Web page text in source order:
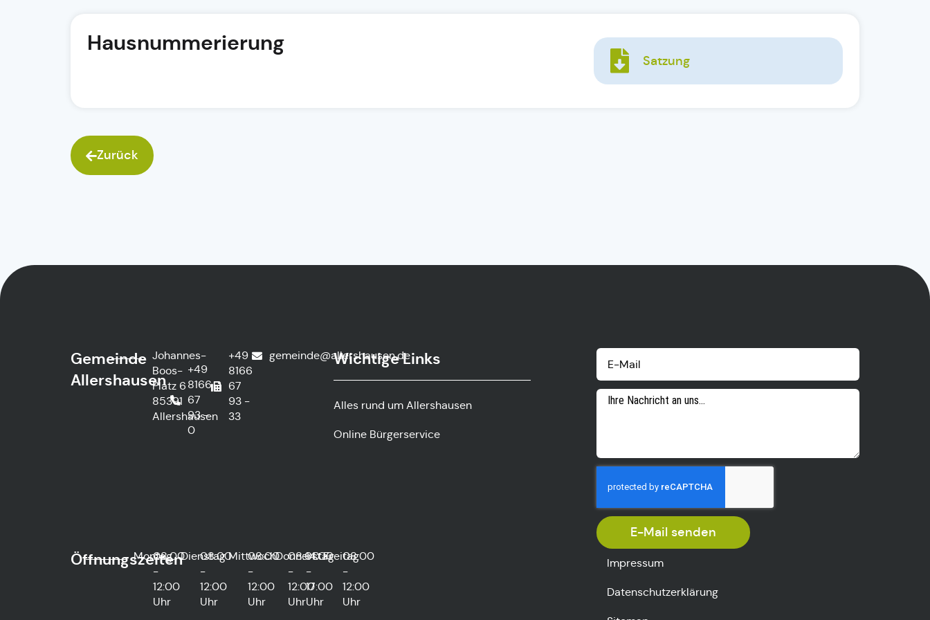
Hausnummerierung
Satzung
Zurück
Gemeinde
Allershausen
Johannes-
Boos-
Platz 6
85391
Allershausen
+49
8166
67
93 -
0
+49
8166
67
93 -
33
gemeinde@allershausen.de
Wichtige Links
Alles rund um Allershausen
Online Bürgerservice
E-Mail senden
Öffnungszeiten
Montag
08:00
-
12:00
Uhr
Dienstag
08:00
-
12:00
Uhr
Mittwoch
08:00
-
12:00
Uhr
Donnerstag
08:00
-
12:00
Uhr
14:00
-
17:00
Uhr
Freitag08:00
-
12:00
Uhr
Impressum
Datenschutzerklärung